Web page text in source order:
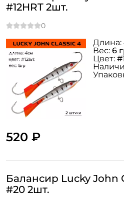
#12HRT 2шт.
520 ₽
Длина:
Вес: 6
Цвет:
Балансир Lucky John
#20 2шт.